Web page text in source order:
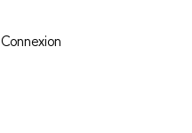
Connexion